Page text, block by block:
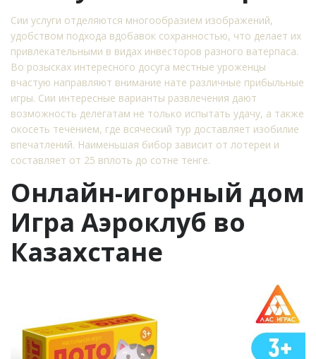
Сии услуги отделяются многообразием изображений,
удобством подхода вдобавок сохранностью, что делает их
привлекательными в видах инвесторов разного ватерпаса.
Во розысках интересного досуга местные уроженцы
вчастую направляют внимание нате различные прибыльные
игры. Сии интересные варианты развлечения дают
возможность делегатам не только испытать удачу, а также
окосеть течением, где всяческий тур доставляет изобилие
впечатлений. Наименьшая бибор зависит от лотереи и
составляет от 25 вплоть до сотне тенге.
Онлайн-игорный дом
Игра Аэроклуб во
Казахстане